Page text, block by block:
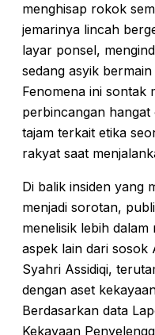
menghisap rokok
jemarinya lincah
layar ponsel,
sedang asyik bermain
Fenomena ini sontak
perbincangan hangat
tajam terkait etika
rakyat saat
Di balik insiden yang
menjadi sorotan,
menelisik lebih dalam
aspek lain dari sosok
Syahri Assidiqi,
dengan aset
Berdasarkan data
Kekayaan